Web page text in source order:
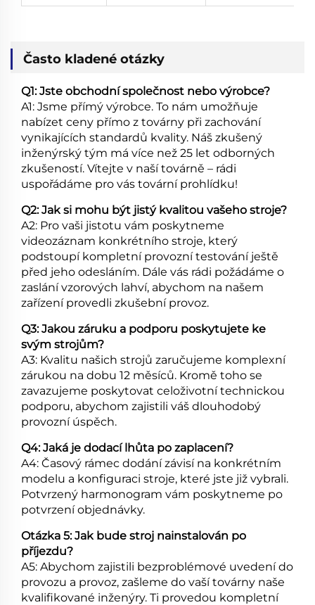
Často kladené otázky
Q1: Jste obchodní společnost nebo výrobce?
A1: Jsme přímý výrobce. To nám umožňuje
nabízet ceny přímo z továrny při zachování
vynikajících standardů kvality. Náš zkušený
inženýrský tým má více než 25 let odborných
zkušeností. Vítejte v naší továrně – rádi
uspořádáme pro vás tovární prohlídku!
Q2: Jak si mohu být jistý kvalitou vašeho stroje?
A2: Pro vaši jistotu vám poskytneme
videozáznam konkrétního stroje, který
podstoupí kompletní provozní testování ještě
před jeho odesláním. Dále vás rádi požádáme o
zaslání vzorových lahví, abychom na našem
zařízení provedli zkušební provoz.
Q3: Jakou záruku a podporu poskytujete ke
svým strojům?
A3: Kvalitu našich strojů zaručujeme komplexní
zárukou na dobu 12 měsíců. Kromě toho se
zavazujeme poskytovat celoživotní technickou
podporu, abychom zajistili váš dlouhodobý
provozní úspěch.
Q4: Jaká je dodací lhůta po zaplacení?
A4: Časový rámec dodání závisí na konkrétním
modelu a konfiguraci stroje, které jste již vybrali.
Potvrzený harmonogram vám poskytneme po
potvrzení objednávky.
Otázka 5: Jak bude stroj nainstalován po
příjezdu?
A5: Abychom zajistili bezproblémové uvedení do
provozu a provoz, zašleme do vaší továrny naše
kvalifikované inženýry. Ti provedou kompletní